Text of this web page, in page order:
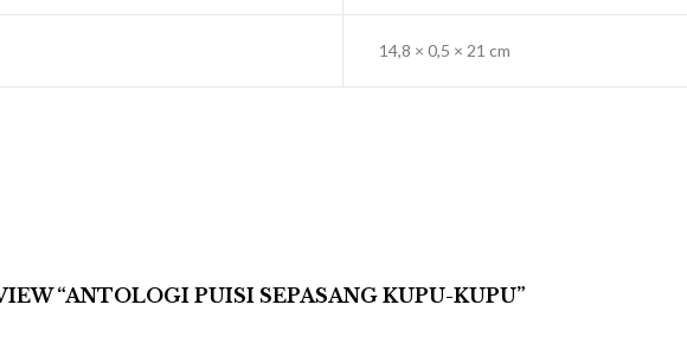
14,8 × 0,5 × 21 cm
“ANTOLOGI PUISI SEPASANG KUPU-KUPU”